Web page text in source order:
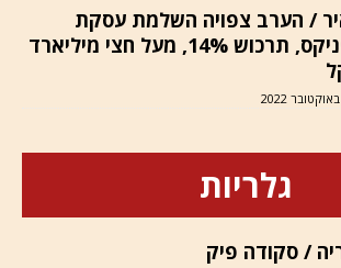
/ הערב צפויה השלמת עסקת
הפניקס, תרכוש 14%, מעל חצי מיליארד
גלריות
/ סקודה פיק